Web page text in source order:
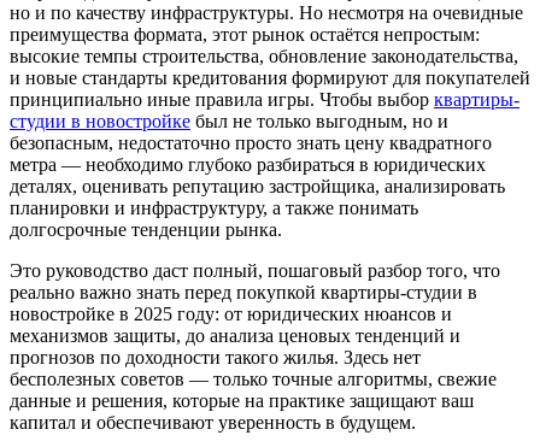
но и по качеству инфраструктуры. Но несмотря на очевидные
преимущества формата, этот рынок остаётся непростым:
высокие темпы строительства, обновление законодательства,
и новые стандарты кредитования формируют для покупателей
принципиально иные правила игры. Чтобы выбор квартиры-
студии в новостройке был не только выгодным, но и
безопасным, недостаточно просто знать цену квадратного
метра — необходимо глубоко разбираться в юридических
деталях, оценивать репутацию застройщика, анализировать
планировки и инфраструктуру, а также понимать
долгосрочные тенденции рынка.
Это руководство даст полный, пошаговый разбор того, что
реально важно знать перед покупкой квартиры-студии в
новостройке в 2025 году: от юридических нюансов и
механизмов защиты, до анализа ценовых тенденций и
прогнозов по доходности такого жилья. Здесь нет
бесполезных советов — только точные алгоритмы, свежие
данные и решения, которые на практике защищают ваш
капитал и обеспечивают уверенность в будущем.